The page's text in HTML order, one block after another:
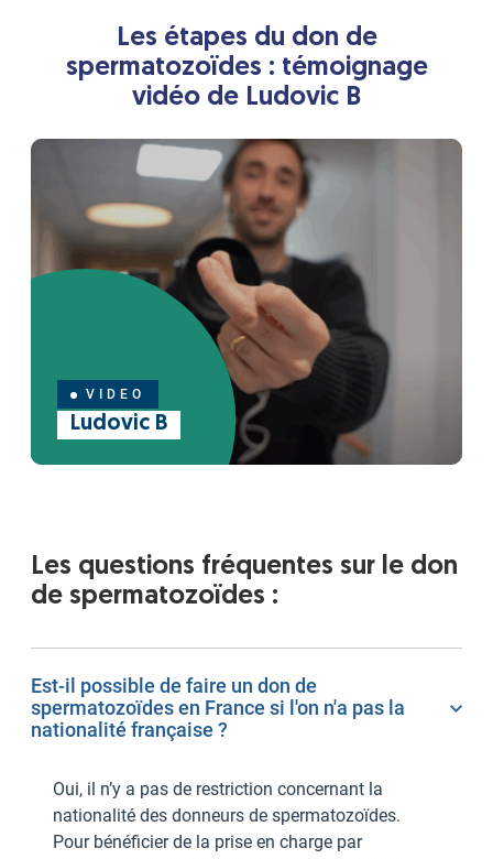
Les étapes du don de
spermatozoïdes : témoignage
vidéo de Ludovic B
VIDEO
Ludovic B
Les questions fréquentes sur le don
de spermatozoïdes :
Est-il possible de faire un don de
spermatozoïdes en France si l'on n'a pas la
nationalité française ?
Oui, il n’y a pas de restriction concernant la
nationalité des donneurs de spermatozoïdes.
Pour bénéficier de la prise en charge par